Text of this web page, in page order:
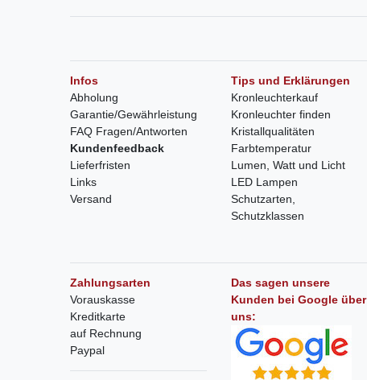
Infos
Abholung
Garantie/Gewährleistung
FAQ Fragen/Antworten
Kundenfeedback
Lieferfristen
Links
Versand
Tips und Erklärungen
Kronleuchterkauf
Kronleuchter finden
Kristallqualitäten
Farbtemperatur
Lumen, Watt und Licht
LED Lampen
Schutzarten,
Schutzklassen
Zahlungsarten
Vorauskasse
Kreditkarte
auf Rechnung
Paypal
Das sagen unsere
Kunden bei Google über
uns: